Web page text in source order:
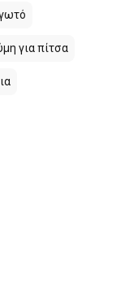
για πίτσα